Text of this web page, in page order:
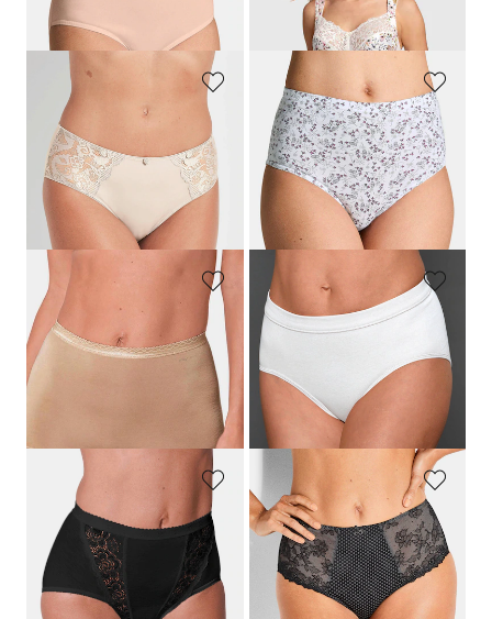
44,95 €
+ 1
SUSA
Slip taille haute en dentelle
7,97 €15,95 €
GOLDNER
Lot de slips taille haute en coton
19,97 €39,95 €
Meilleur prix sur 30 jours** : 23,96 €
(-16%)
MEY
Slip en coton
18,95 €
CONTA
Slip en côtes fines
Meilleur prix sur 30 jours** : 10,47 €
(-14%)
SLOGGI
50,95 €
ROSA FAIA
Slip taille haute en charmeuse et dentelle
20,97 €34,95 €
Meilleur prix sur 30 jours** : 24,47 €